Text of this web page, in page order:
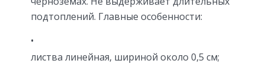
подтоплений. Главные особенности:
листва линейная, шириной около 0,5 см;